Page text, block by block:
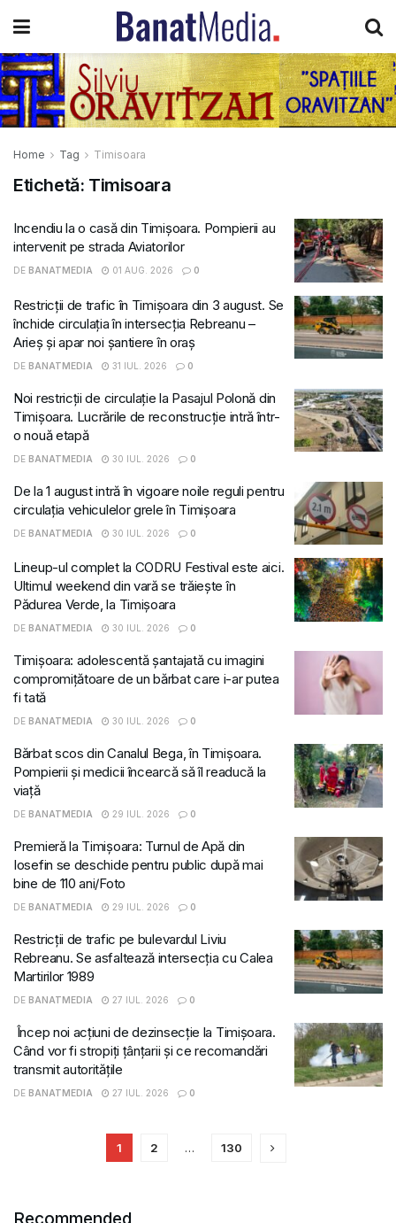
Home Tag Timisoara
Etichetă: Timisoara
Incendiu la o casă din Timișoara. Pompierii au
intervenit pe strada Aviatorilor
DE BANATMEDIA 01 AUG. 2026 0
Restricții de trafic în Timișoara din 3 august. Se
închide circulația în intersecția Rebreanu –
Arieș și apar noi șantiere în oraș
DE BANATMEDIA 31 IUL. 2026 0
Noi restricții de circulație la Pasajul Polonă din
Timișoara. Lucrările de reconstrucție intră într-
o nouă etapă
DE BANATMEDIA 30 IUL. 2026 0
De la 1 august intră în vigoare noile reguli pentru
circulația vehiculelor grele în Timișoara
DE BANATMEDIA 30 IUL. 2026 0
Lineup-ul complet la CODRU Festival este aici.
Ultimul weekend din vară se trăiește în
Pădurea Verde, la Timișoara
DE BANATMEDIA 30 IUL. 2026 0
Timișoara: adolescentă șantajată cu imagini
compromițătoare de un bărbat care i-ar putea
fi tată
DE BANATMEDIA 30 IUL. 2026 0
Bărbat scos din Canalul Bega, în Timișoara.
Pompierii și medicii încearcă să îl readucă la
viață
DE BANATMEDIA 29 IUL. 2026 0
Premieră la Timișoara: Turnul de Apă din
Iosefin se deschide pentru public după mai
bine de 110 ani/Foto
DE BANATMEDIA 29 IUL. 2026 0
Restricții de trafic pe bulevardul Liviu
Rebreanu. Se asfaltează intersecția cu Calea
Martirilor 1989
DE BANATMEDIA 27 IUL. 2026 0
Încep noi acțiuni de dezinsecție la Timișoara.
Când vor fi stropiți țânțarii și ce recomandări
transmit autoritățile
DE BANATMEDIA 27 IUL. 2026 0
1 2 … 130